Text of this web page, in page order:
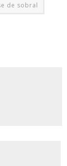
de sobral